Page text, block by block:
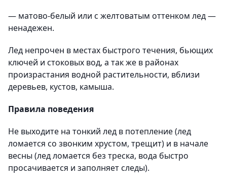
— матово-белый или с желтоватым оттенком лед —
ненадежен.
Лед непрочен в местах быстрого течения, бьющих
ключей и стоковых вод, а так же в районах
произрастания водной растительности, вблизи
деревьев, кустов, камыша.
Правила поведения
Не выходите на тонкий лед в потепление (лед
ломается со звонким хрустом, трещит) и в начале
весны (лед ломается без треска, вода быстро
просачивается и заполняет следы).